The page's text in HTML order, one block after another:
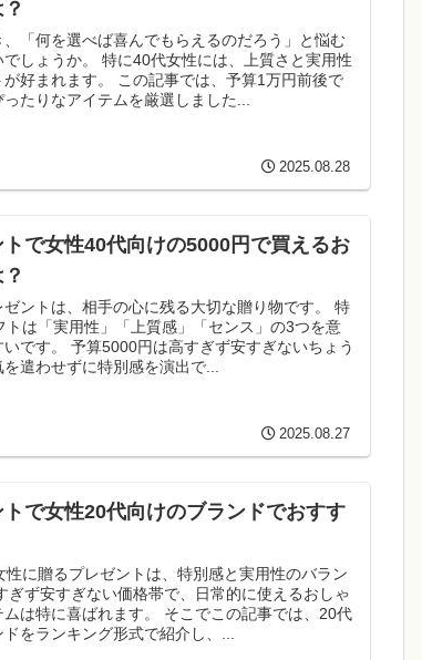
「何を選べば喜んでもらえるのだろう」と悩む
しょうか。 特に40代女性には、上質さと実用性
好まれます。 この記事では、予算1万円前後で
たりなアイテムを厳選しました...
2025.08.28
で女性40代向けの5000円で買えるお
ントは、相手の心に残る大切な贈り物です。 特
トは「実用性」「上質感」「センス」の3つを意
です。 予算5000円は高すぎず安すぎないちょう
遣わせずに特別感を演出で...
2025.08.27
で女性20代向けのブランドでおすす
性に贈るプレゼントは、特別感と実用性のバラン
ぎず安すぎない価格帯で、日常的に使えるおしゃ
は特に喜ばれます。 そこでこの記事では、20代
をランキング形式で紹介し、...